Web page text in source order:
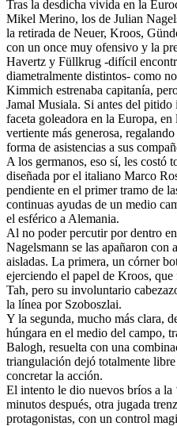
Tras la desdicha vivida en la
Mikel Merino, los de Julian
la retirada de Neuer, Kroos,
con un once muy ofensivo y la
Havertz y Füllkrug -difícil
diametralmente distintos- como
Kimmich estrenaba capitanía,
Jamal Musiala. Si antes del
faceta goleadora en la Europa,
vertiente más generosa,
forma de asistencias a sus
A los germanos, eso sí, les costó
diseñada por el italiano Marco
pendiente en el primer tramo de
continuas ayudas de un medio
el esférico a Alemania.
Al no poder percutir por dentro
Nagelsmann se las apañaron con
aisladas. La primera, un córner
ejerciendo el papel de Kroos,
Tah, pero su involuntario
la línea por Szoboszlai.
Y la segunda, mucho más clara,
húngara en el medio del campo,
Balogh, resuelta con una
triangulación dejó totalmente
concretar la acción.
El intento le dio nuevos bríos a la
minutos después, otra jugada
protagonistas, con un control